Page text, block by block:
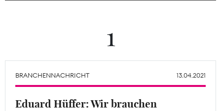
Mitgliederbereich
1
BRANCHENNACHRICHT 13.04.2021
Eduard Hüffer: Wir brauchen